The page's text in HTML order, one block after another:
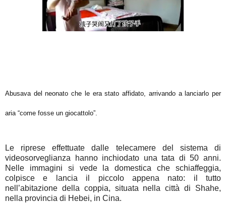
Abusava del neonato che le era statoaffidato, arrivando a lanciarlo per
aria “come fosse un giocattolo”.
Le riprese effettuate dalle telecamere del sistema di
videosorveglianza hanno inchiodato una tata di 50 anni.
Nelle immagini si vede la domestica che schiaffeggia,
colpisce e lancia il piccolo appena nato: il tutto
nell’abitazione della coppia, situata nella città di Shahe,
nella provincia di Hebei, in Cina.